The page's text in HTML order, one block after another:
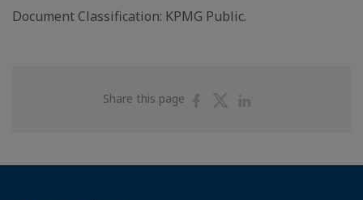
Document Classification: KPMG Public.
Share this page
ShareShare